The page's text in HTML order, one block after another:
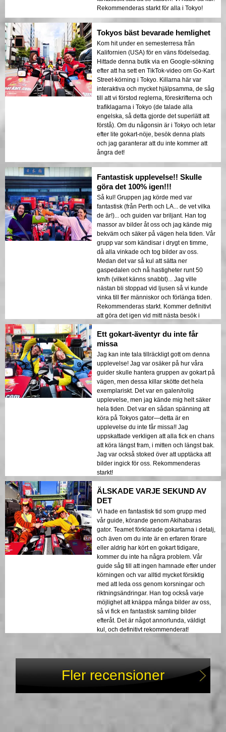
Rekommenderas starkt för alla i Tokyo!
Tokyos bäst bevarade hemlighet
Kom hit under en semesterresa från
Kalifornien (USA) för en väns födelsedag.
Hittade denna butik via en Google-sökning
efter att ha sett en TikTok-video om Go-Kart
Street-körning i Tokyo. Killarna här var
interaktiva och mycket hjälpsamma, de såg
till att vi förstod reglerna, föreskrifterna och
trafiklagarna i Tokyo (de talade alla
engelska, så detta gjorde det superlätt att
förstå). Om du någonsin är i Tokyo och letar
efter lite gokart-nöje, besök denna plats
och jag garanterar att du inte kommer att
ångra det!
Fantastisk upplevelse!! Skulle
göra det 100% igen!!!
Så kul! Gruppen jag körde med var
fantastisk (från Perth och LA... de vet vilka
de är!)... och guiden var briljant. Han tog
massor av bilder åt oss och jag kände mig
bekväm och säker på vägen hela tiden. Vår
grupp var som kändisar i drygt en timme,
då alla vinkade och tog bilder av oss.
Medan det var så kul att sätta ner
gaspedalen och nå hastigheter runt 50
km/h (vilket känns snabbt)... Jag ville
nästan bli stoppad vid ljusen så vi kunde
vinka till fler människor och förlänga tiden.
Rekommenderas starkt. Kommer definitivt
att göra det igen vid mitt nästa besök i
Tokyo.
Ett gokart-äventyr du inte får
missa
Jag kan inte tala tillräckligt gott om denna
upplevelse! Jag var osäker på hur våra
guider skulle hantera gruppen av gokart på
vägen, men dessa killar skötte det hela
exemplariskt. Det var en galen/rolig
upplevelse, men jag kände mig helt säker
hela tiden. Det var en sådan spänning att
köra på Tokyos gator—detta är en
upplevelse du inte får missa!! Jag
uppskattade verkligen att alla fick en chans
att köra längst fram, i mitten och längst bak.
Jag var också stoked över att upptäcka att
bilder ingick för oss. Rekommenderas
starkt!
ÄLSKADE VARJE SEKUND AV
DET
Vi hade en fantastisk tid som grupp med
vår guide, körande genom Akihabaras
gator. Teamet förklarade gokartarna i detalj,
och även om du inte är en erfaren förare
eller aldrig har kört en gokart tidigare,
kommer du inte ha några problem. Vår
guide såg till att ingen hamnade efter under
körningen och var alltid mycket försiktig
med att leda oss genom korsningar och
riktningsändringar. Han tog också varje
möjlighet att knäppa många bilder av oss,
så vi fick en fantastisk samling bilder
efteråt. Det är något annorlunda, väldigt
kul, och definitivt rekommenderat!
Fler recensioner